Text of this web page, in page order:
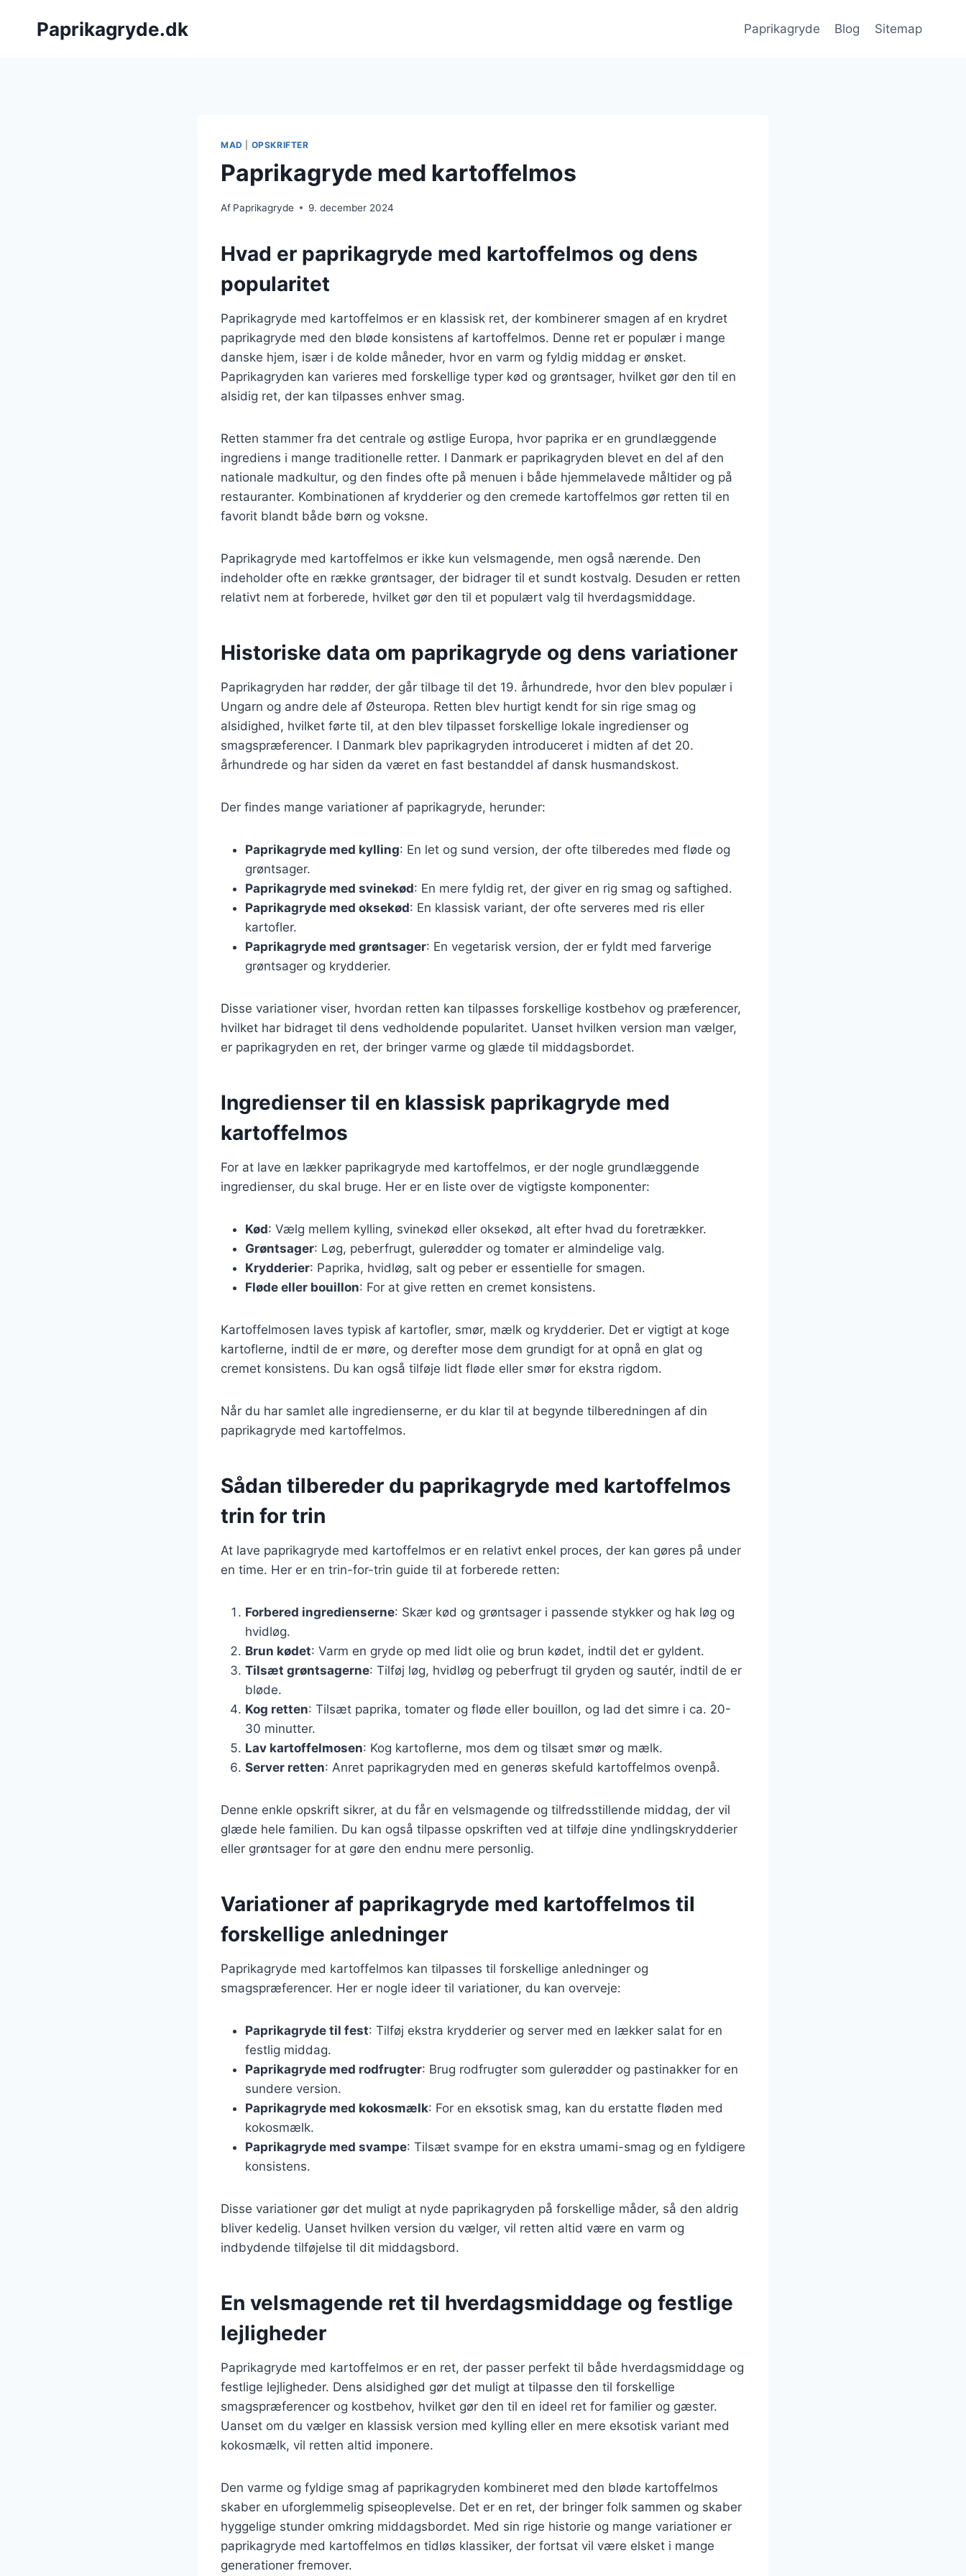
Paprikagryde.dk Paprikagryde Blog Sitemap
MAD OPSKRIFTER
Paprikagryde med kartoffelmos
Af Paprikagryde 9. december 2024
Hvad er paprikagryde med kartoffelmos og dens
popularitet
Paprikagryde med kartoffelmos er en klassisk ret, der kombinerer smagen af en krydret
paprikagryde med den bløde konsistens af kartoffelmos. Denne ret er populær i mange
danske hjem, især i de kolde måneder, hvor en varm og fyldig middag er ønsket.
Paprikagryden kan varieres med forskellige typer kød og grøntsager, hvilket gør den til en
alsidig ret, der kan tilpasses enhver smag.
Retten stammer fra det centrale og østlige Europa, hvor paprika er en grundlæggende
ingrediens i mange traditionelle retter. I Danmark er paprikagryden blevet en del af den
nationale madkultur, og den findes ofte på menuen i både hjemmelavede måltider og på
restauranter. Kombinationen af krydderier og den cremede kartoffelmos gør retten til en
favorit blandt både børn og voksne.
Paprikagryde med kartoffelmos er ikke kun velsmagende, men også nærende. Den
indeholder ofte en række grøntsager, der bidrager til et sundt kostvalg. Desuden er retten
relativt nem at forberede, hvilket gør den til et populært valg til hverdagsmiddage.
Historiske data om paprikagryde og dens variationer
Paprikagryden har rødder, der går tilbage til det 19. århundrede, hvor den blev populær i
Ungarn og andre dele af Østeuropa. Retten blev hurtigt kendt for sin rige smag og
alsidighed, hvilket førte til, at den blev tilpasset forskellige lokale ingredienser og
smagspræferencer. I Danmark blev paprikagryden introduceret i midten af det 20.
århundrede og har siden da været en fast bestanddel af dansk husmandskost.
Der findes mange variationer af paprikagryde, herunder:
Paprikagryde med kylling: En let og sund version, der ofte tilberedes med fløde og
grøntsager.
Paprikagryde med svinekød: En mere fyldig ret, der giver en rig smag og saftighed.
Paprikagryde med oksekød: En klassisk variant, der ofte serveres med ris eller
kartofler.
Paprikagryde med grøntsager: En vegetarisk version, der er fyldt med farverige
grøntsager og krydderier.
Disse variationer viser, hvordan retten kan tilpasses forskellige kostbehov og præferencer,
hvilket har bidraget til dens vedholdende popularitet. Uanset hvilken version man vælger,
er paprikagryden en ret, der bringer varme og glæde til middagsbordet.
Ingredienser til en klassisk paprikagryde med
kartoffelmos
For at lave en lækker paprikagryde med kartoffelmos, er der nogle grundlæggende
ingredienser, du skal bruge. Her er en liste over de vigtigste komponenter:
Kød: Vælg mellem kylling, svinekød eller oksekød, alt efter hvad du foretrækker.
Grøntsager: Løg, peberfrugt, gulerødder og tomater er almindelige valg.
Krydderier: Paprika, hvidløg, salt og peber er essentielle for smagen.
Fløde eller bouillon: For at give retten en cremet konsistens.
Kartoffelmosen laves typisk af kartofler, smør, mælk og krydderier. Det er vigtigt at koge
kartoflerne, indtil de er møre, og derefter mose dem grundigt for at opnå en glat og
cremet konsistens. Du kan også tilføje lidt fløde eller smør for ekstra rigdom.
Når du har samlet alle ingredienserne, er du klar til at begynde tilberedningen af din
paprikagryde med kartoffelmos.
Sådan tilbereder du paprikagryde med kartoffelmos
trin for trin
At lave paprikagryde med kartoffelmos er en relativt enkel proces, der kan gøres på under
en time. Her er en trin-for-trin guide til at forberede retten:
Forbered ingredienserne: Skær kød og grøntsager i passende stykker og hak løg og
hvidløg.
Brun kødet: Varm en gryde op med lidt olie og brun kødet, indtil det er gyldent.
Tilsæt grøntsagerne: Tilføj løg, hvidløg og peberfrugt til gryden og sautér, indtil de er
bløde.
Kog retten: Tilsæt paprika, tomater og fløde eller bouillon, og lad det simre i ca. 20-
30 minutter.
Lav kartoffelmosen: Kog kartoflerne, mos dem og tilsæt smør og mælk.
Server retten: Anret paprikagryden med en generøs skefuld kartoffelmos ovenpå.
Denne enkle opskrift sikrer, at du får en velsmagende og tilfredsstillende middag, der vil
glæde hele familien. Du kan også tilpasse opskriften ved at tilføje dine yndlingskrydderier
eller grøntsager for at gøre den endnu mere personlig.
Variationer af paprikagryde med kartoffelmos til
forskellige anledninger
Paprikagryde med kartoffelmos kan tilpasses til forskellige anledninger og
smagspræferencer. Her er nogle ideer til variationer, du kan overveje:
Paprikagryde til fest: Tilføj ekstra krydderier og server med en lækker salat for en
festlig middag.
Paprikagryde med rodfrugter: Brug rodfrugter som gulerødder og pastinakker for en
sundere version.
Paprikagryde med kokosmælk: For en eksotisk smag, kan du erstatte fløden med
kokosmælk.
Paprikagryde med svampe: Tilsæt svampe for en ekstra umami-smag og en fyldigere
konsistens.
Disse variationer gør det muligt at nyde paprikagryden på forskellige måder, så den aldrig
bliver kedelig. Uanset hvilken version du vælger, vil retten altid være en varm og
indbydende tilføjelse til dit middagsbord.
En velsmagende ret til hverdagsmiddage og festlige
lejligheder
Paprikagryde med kartoffelmos er en ret, der passer perfekt til både hverdagsmiddage og
festlige lejligheder. Dens alsidighed gør det muligt at tilpasse den til forskellige
smagspræferencer og kostbehov, hvilket gør den til en ideel ret for familier og gæster.
Uanset om du vælger en klassisk version med kylling eller en mere eksotisk variant med
kokosmælk, vil retten altid imponere.
Den varme og fyldige smag af paprikagryden kombineret med den bløde kartoffelmos
skaber en uforglemmelig spiseoplevelse. Det er en ret, der bringer folk sammen og skaber
hyggelige stunder omkring middagsbordet. Med sin rige historie og mange variationer er
paprikagryde med kartoffelmos en tidløs klassiker, der fortsat vil være elsket i mange
generationer fremover.